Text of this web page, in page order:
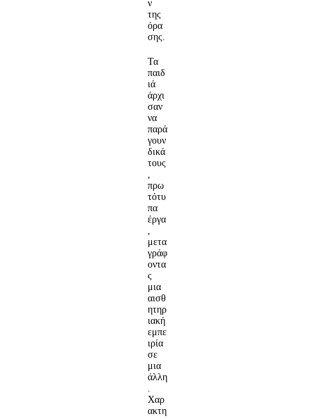
ν
της
όρα
σης.
Τα
παιδ
ιά
άρχι
σαν
να
παρά
γουν
δικά
τους
,
πρω
τότυ
πα
έργα
,
μετα
γράφ
οντα
ς
μια
αισθ
ητηρ
ιακή
εμπε
ιρία
σε
μια
άλλη
.
Χαρ
ακτη